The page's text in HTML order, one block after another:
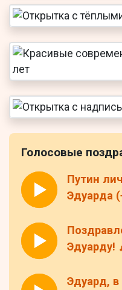
Голосовые
Путин
Эдуарда
Эдуарду!
Эдуард,